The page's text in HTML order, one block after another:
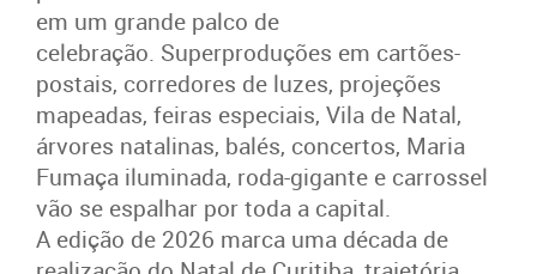
em um grande palco de
celebração. Superproduções em cartões-
postais, corredores de luzes, projeções
mapeadas, feiras especiais, Vila de Natal,
árvores natalinas, balés, concertos, Maria
Fumaça iluminada, roda-gigante e carrossel
vão se espalhar por toda a capital.
A edição de 2026 marca uma década de